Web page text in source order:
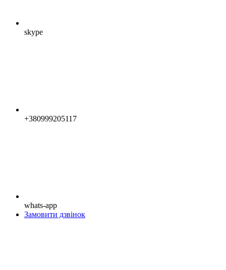
skype
+380999205117
whats-app
Замовити дзвінок